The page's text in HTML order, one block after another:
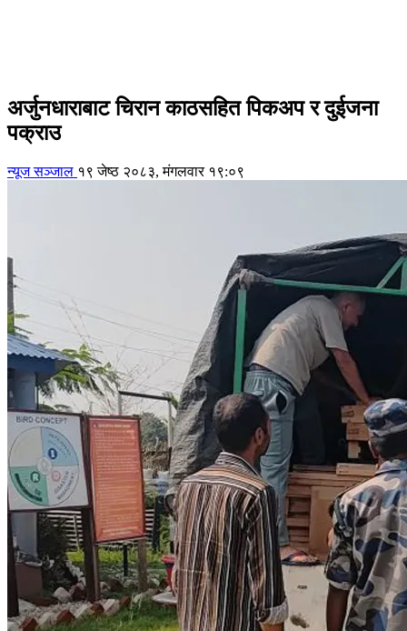
अर्जुनधाराबाट चिरान काठसहित पिकअप र दुईजना
पक्राउ
न्यूज सञ्जाल १९ जेष्ठ २०८३, मंगलवार १९:०९